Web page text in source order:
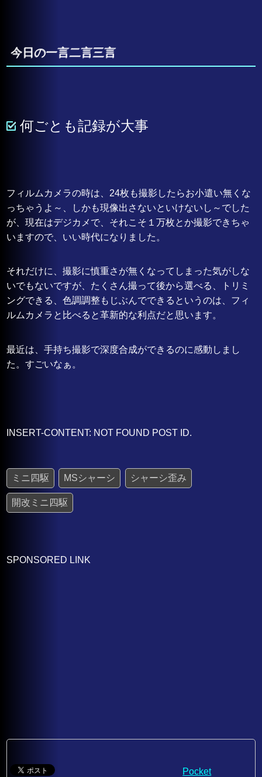
今日の一言二言三言
何ごとも記録が大事
フィルムカメラの時は、24枚も撮影したらお小遣い無くな
っちゃうよ～、しかも現像出さないといけないし～でした
が、現在はデジカメで、それこそ１万枚とか撮影できちゃ
いますので、いい時代になりました。
それだけに、撮影に慎重さが無くなってしまった気がしな
いでもないですが、たくさん撮って後から選べる、トリミ
ングできる、色調調整もじぶんでできるというのは、フィ
ルムカメラと比べると革新的な利点だと思います。
最近は、手持ち撮影で深度合成ができるのに感動しまし
た。すごいなぁ。
INSERT-CONTENT: NOT FOUND POST ID.
ミニ四駆 MSシャーシ シャーシ歪み
開改ミニ四駆
SPONSORED LINK
Pocket